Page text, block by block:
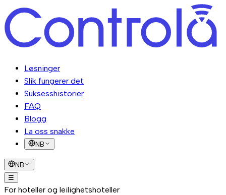
Løsninger
Slik fungerer det
Suksesshistorier
FAQ
Blogg
La oss snakke
NB
NB
☰
LøsningerSlik fungerer detSuksesshistorier
For hoteller og leilighetshoteller